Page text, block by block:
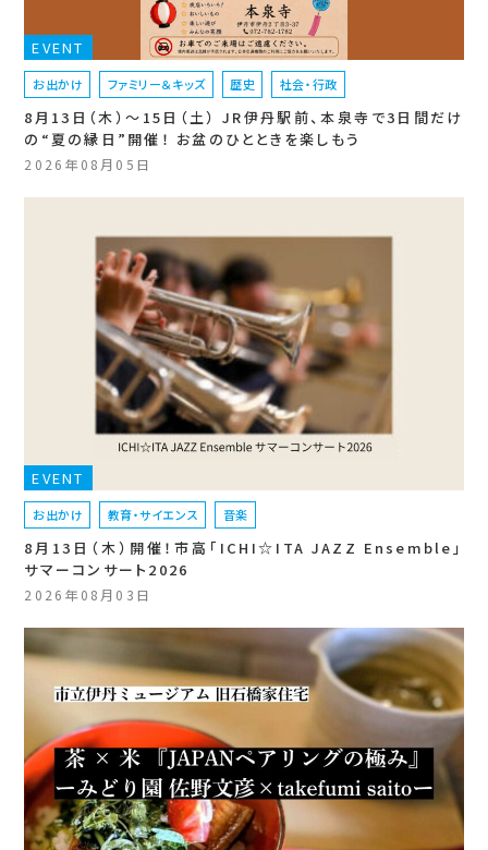
EVENT
お出かけ ファミリー＆キッズ 歴史 社会・行政
8月13日（木）〜15日（土） JR伊丹駅前、本泉寺で3日間だけ
の“夏の縁日”開催！ お盆のひとときを楽しもう
2026年08月05日
EVENT
お出かけ 教育・サイエンス 音楽
8月13日（木）開催！市高「ICHI☆ITA JAZZ Ensemble」
サマーコンサート2026
2026年08月03日